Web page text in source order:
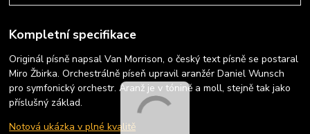
Kompletní specifikace
Originál písně napsal Van Morrison, o český text písně se postaral
Miro Žbirka. Orchestrálně píseň upravil aranžér Daniel Wunsch
pro symfonický orchestr. Aranž je v tónině a moll, stejně tak jako
příslušný základ.
Notová ukázka v plné kvalitě